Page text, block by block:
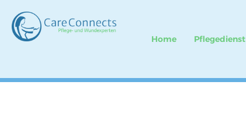
Home Pflegedienst